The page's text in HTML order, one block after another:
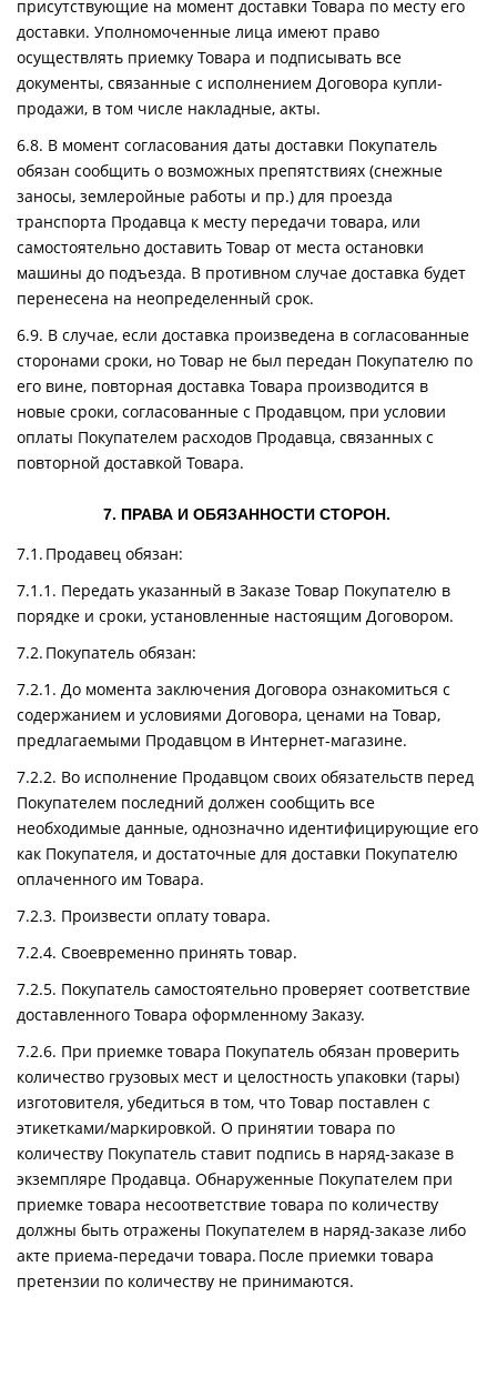
присутствующие на момент доставки Товара по месту его
доставки. Уполномоченные лица имеют право
осуществлять приемку Товара и подписывать все
документы, связанные с исполнением Договора купли-
продажи, в том числе накладные, акты.
6.8. В момент согласования даты доставки Покупатель
обязан сообщить о возможных препятствиях (снежные
заносы, землеройные работы и пр.) для проезда
транспорта Продавца к месту передачи товара, или
самостоятельно доставить Товар от места остановки
машины до подъезда. В противном случае доставка будет
перенесена на неопределенный срок.
6.9. В случае, если доставка произведена в согласованные
сторонами сроки, но Товар не был передан Покупателю по
его вине, повторная доставка Товара производится в
новые сроки, согласованные с Продавцом, при условии
оплаты Покупателем расходов Продавца, связанных с
повторной доставкой Товара.
7. ПРАВА И ОБЯЗАННОСТИ СТОРОН.
7.1. Продавец обязан:
7.1.1. Передать указанный в Заказе Товар Покупателю в
порядке и сроки, установленные настоящим Договором.
7.2. Покупатель обязан:
7.2.1. До момента заключения Договора ознакомиться с
содержанием и условиями Договора, ценами на Товар,
предлагаемыми Продавцом в Интернет-магазине.
7.2.2. Во исполнение Продавцом своих обязательств перед
Покупателем последний должен сообщить все
необходимые данные, однозначно идентифицирующие его
как Покупателя, и достаточные для доставки Покупателю
оплаченного им Товара.
7.2.3. Произвести оплату товара.
7.2.4. Своевременно принять товар.
7.2.5. Покупатель самостоятельно проверяет соответствие
доставленного Товара оформленному Заказу.
7.2.6. При приемке товара Покупатель обязан проверить
количество грузовых мест и целостность упаковки (тары)
изготовителя, убедиться в том, что Товар поставлен с
этикетками/маркировкой. О принятии товара по
количеству Покупатель ставит подпись в наряд-заказе в
экземпляре Продавца. Обнаруженные Покупателем при
приемке товара несоответствие товара по количеству
должны быть отражены Покупателем в наряд-заказе либо
акте приема-передачи товара. После приемки товара
претензии по количеству не принимаются.